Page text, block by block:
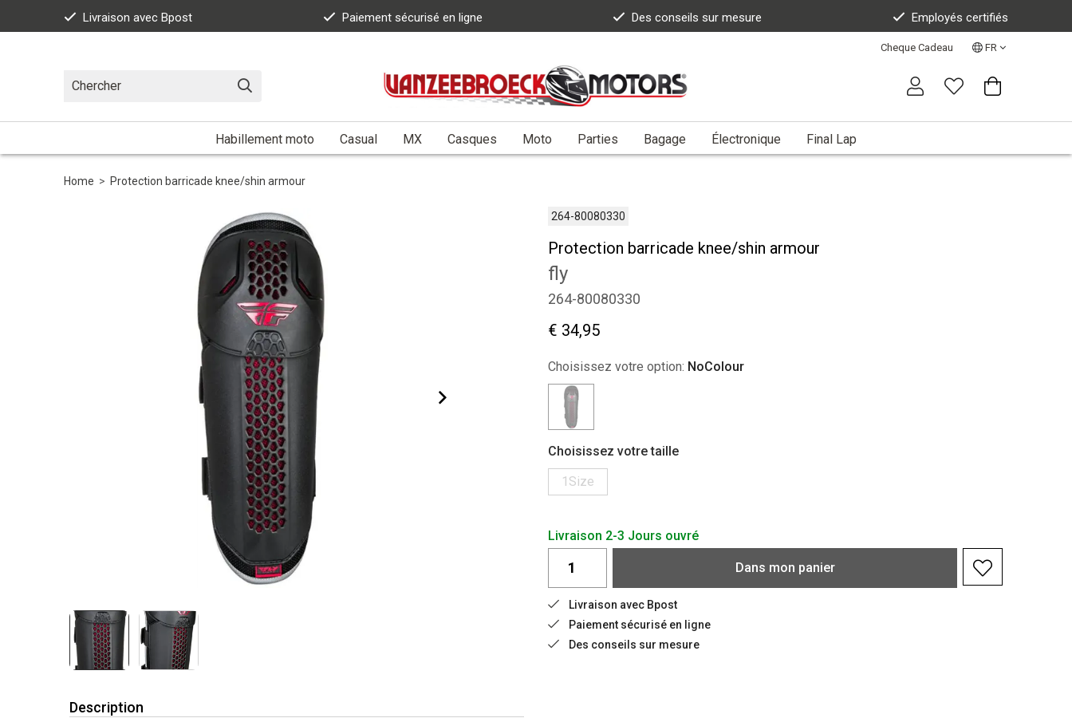
Livraison avec Bpost Paiement sécurisé en ligne Des conseils sur mesure Employés certifiés
Cheque Cadeau FR
Habillement moto Casual MX Casques Moto Parties Bagage Électronique Final Lap
Home > Protection barricade knee/shin armour
264-80080330
Protection barricade knee/shin armour
fly
264-80080330
€ 34,95
Choisissez votre option: NoColour
Choisissez votre taille
1Size
Livraison 2-3 Jours ouvré
Dans mon panier
Livraison avec Bpost
Paiement sécurisé en ligne
Des conseils sur mesure
Description